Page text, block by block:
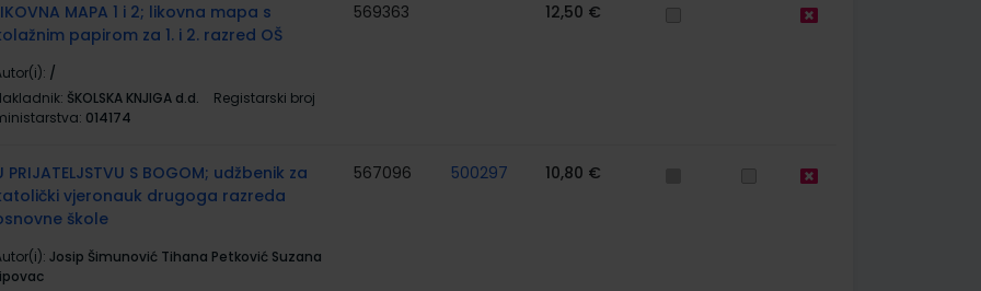
MAPA 1 i 2; likovna mapa s
papirom za 1. i 2. razred OŠ
/
ŠKOLSKA KNJIGA d.d.
Registarski broj
014174
569363 12,50 €
PRIJATELJSTVU S BOGOM; udžbenik za
vjeronauk drugoga razreda
škole
Josip Šimunović Tihana Petković Suzana
567096 500297 10,80 €